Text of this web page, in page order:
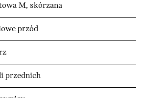
M, skórzana
przód
przednich